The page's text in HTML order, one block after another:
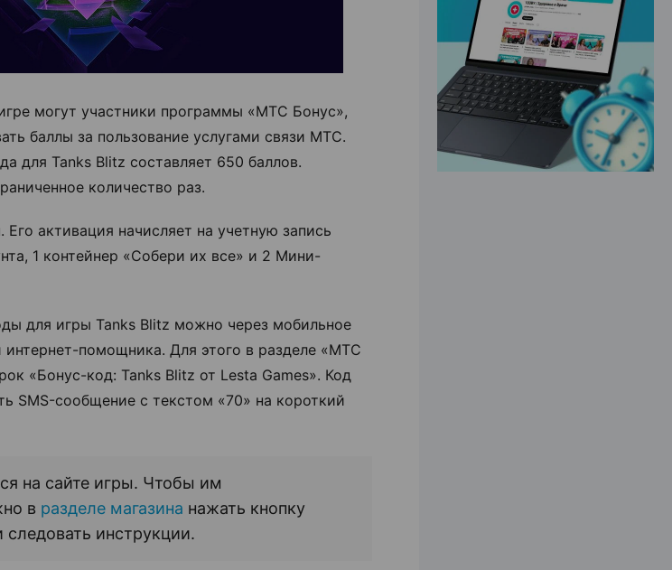
могут участники программы «МТС Бонус»,
баллы за пользование услугами связи МТС.
для Tanks Blitz составляет 650 баллов.
количество раз.
активация начисляет на учетную запись
1 контейнер «Собери их все» и 2 Мини-
для игры Tanks Blitz можно через мобильное
помощника. Для этого в разделе «МТС
«Бонус-код: Tanks Blitz от Lesta Games». Код
SMS-сообщение с текстом «70» на короткий
на сайте игры. Чтобы им
в разделе магазина нажать кнопку
следовать инструкции.